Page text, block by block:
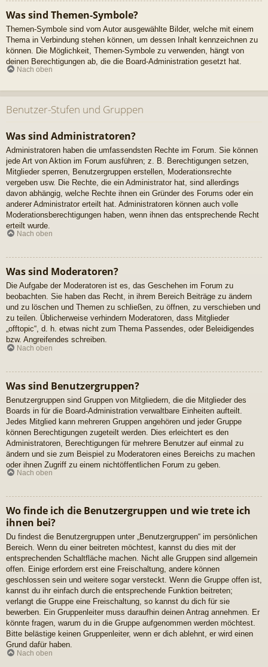
Was sind Themen-Symbole?
Themen-Symbole sind vom Autor ausgewählte Bilder, welche mit einem
Thema in Verbindung stehen können, um dessen Inhalt kennzeichnen zu
können. Die Möglichkeit, Themen-Symbole zu verwenden, hängt von
deinen Berechtigungen ab, die die Board-Administration gesetzt hat.
Nach oben
Benutzer-Stufen und Gruppen
Was sind Administratoren?
Administratoren haben die umfassendsten Rechte im Forum. Sie können
jede Art von Aktion im Forum ausführen; z. B. Berechtigungen setzen,
Mitglieder sperren, Benutzergruppen erstellen, Moderationsrechte
vergeben usw. Die Rechte, die ein Administrator hat, sind allerdings
davon abhängig, welche Rechte ihnen ein Gründer des Forums oder ein
anderer Administrator erteilt hat. Administratoren können auch volle
Moderationsberechtigungen haben, wenn ihnen das entsprechende Recht
erteilt wurde.
Nach oben
Was sind Moderatoren?
Die Aufgabe der Moderatoren ist es, das Geschehen im Forum zu
beobachten. Sie haben das Recht, in ihrem Bereich Beiträge zu ändern
und zu löschen und Themen zu schließen, zu öffnen, zu verschieben und
zu teilen. Üblicherweise verhindern Moderatoren, dass Mitglieder
„offtopic“, d. h. etwas nicht zum Thema Passendes, oder Beleidigendes
bzw. Angreifendes schreiben.
Nach oben
Was sind Benutzergruppen?
Benutzergruppen sind Gruppen von Mitgliedern, die die Mitglieder des
Boards in für die Board-Administration verwaltbare Einheiten aufteilt.
Jedes Mitglied kann mehreren Gruppen angehören und jeder Gruppe
können Berechtigungen zugeteilt werden. Dies erleichtert es den
Administratoren, Berechtigungen für mehrere Benutzer auf einmal zu
ändern und sie zum Beispiel zu Moderatoren eines Bereichs zu machen
oder ihnen Zugriff zu einem nichtöffentlichen Forum zu geben.
Nach oben
Wo finde ich die Benutzergruppen und wie trete ich
ihnen bei?
Du findest die Benutzergruppen unter „Benutzergruppen“ im persönlichen
Bereich. Wenn du einer beitreten möchtest, kannst du dies mit der
entsprechenden Schaltfläche machen. Nicht alle Gruppen sind allgemein
offen. Einige erfordern erst eine Freischaltung, andere können
geschlossen sein und weitere sogar versteckt. Wenn die Gruppe offen ist,
kannst du ihr einfach durch die entsprechende Funktion beitreten;
verlangt die Gruppe eine Freischaltung, so kannst du dich für sie
bewerben. Ein Gruppenleiter muss daraufhin deinen Antrag annehmen. Er
könnte fragen, warum du in die Gruppe aufgenommen werden möchtest.
Bitte belästige keinen Gruppenleiter, wenn er dich ablehnt, er wird einen
Grund dafür haben.
Nach oben